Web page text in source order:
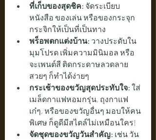
ที่เก็บของสุดชิค: จัดระเบียบ
หนังสือ ของเล่น หรือของกระจุก
กระจิกให้เป็นที่เป็นทาง
พร็อพตกแต่งบ้าน: วางประดับใน
มุมโปรด เพิ่มความมินิมอล หรือ
จะเพนต์สี ติดกระดาษลวดลาย
สวยๆ ก็ทำได้ง่ายๆ
กระเช้าของขวัญสุดประทับใจ: ใส่
เมล็ดกาแฟหอมกรุ่น, ถุงกาแฟ
เก๋ๆ, หรือของขวัญอื่นๆ มอบให้คน
พิเศษ ก็ดูดีมีสไตล์ไม่เหมือนใคร!
จัดชุดของขวัญวันสำคัญ: เช่น วัน